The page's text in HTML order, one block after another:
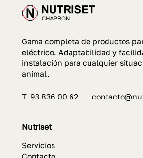
Gama completa de productos
eléctrico. Adaptabilidad y
instalación para cualquier
animal.
T. 93 836 00 62
Nutriset
Servicios
Contacto